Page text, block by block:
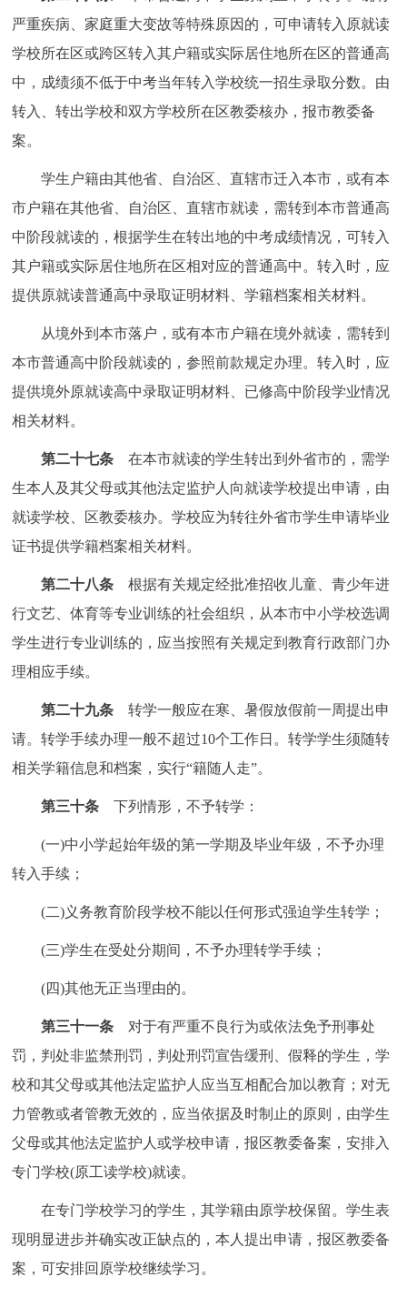
严重疾病、家庭重大变故等特殊原因的，可申请转入原就读
学校所在区或跨区转入其户籍或实际居住地所在区的普通高
中，成绩须不低于中考当年转入学校统一招生录取分数。由
转入、转出学校和双方学校所在区教委核办，报市教委备
案。
学生户籍由其他省、自治区、直辖市迁入本市，或有本
市户籍在其他省、自治区、直辖市就读，需转到本市普通高
中阶段就读的，根据学生在转出地的中考成绩情况，可转入
其户籍或实际居住地所在区相对应的普通高中。转入时，应
提供原就读普通高中录取证明材料、学籍档案相关材料。
从境外到本市落户，或有本市户籍在境外就读，需转到
本市普通高中阶段就读的，参照前款规定办理。转入时，应
提供境外原就读高中录取证明材料、已修高中阶段学业情况
相关材料。
第二十七条 在本市就读的学生转出到外省市的，需学
生本人及其父母或其他法定监护人向就读学校提出申请，由
就读学校、区教委核办。学校应为转往外省市学生申请毕业
证书提供学籍档案相关材料。
第二十八条 根据有关规定经批准招收儿童、青少年进
行文艺、体育等专业训练的社会组织，从本市中小学校选调
学生进行专业训练的，应当按照有关规定到教育行政部门办
理相应手续。
第二十九条 转学一般应在寒、暑假放假前一周提出申
请。转学手续办理一般不超过10个工作日。转学学生须随转
相关学籍信息和档案，实行“籍随人走”。
第三十条 下列情形，不予转学：
(一)中小学起始年级的第一学期及毕业年级，不予办理
转入手续；
(二)义务教育阶段学校不能以任何形式强迫学生转学；
(三)学生在受处分期间，不予办理转学手续；
(四)其他无正当理由的。
第三十一条 对于有严重不良行为或依法免予刑事处
罚，判处非监禁刑罚，判处刑罚宣告缓刑、假释的学生，学
校和其父母或其他法定监护人应当互相配合加以教育；对无
力管教或者管教无效的，应当依据及时制止的原则，由学生
父母或其他法定监护人或学校申请，报区教委备案，安排入
专门学校(原工读学校)就读。
在专门学校学习的学生，其学籍由原学校保留。学生表
现明显进步并确实改正缺点的，本人提出申请，报区教委备
案，可安排回原学校继续学习。